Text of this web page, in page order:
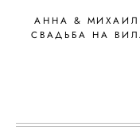
АННА &
СВАДЬБА НА